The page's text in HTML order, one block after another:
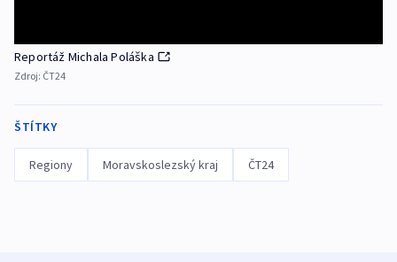
Reportáž Michala Poláška
Zdroj: ČT24
ŠTÍTKY
Regiony Moravskoslezský kraj ČT24